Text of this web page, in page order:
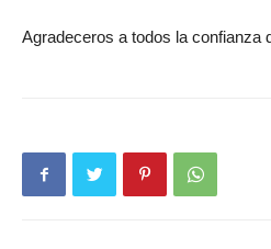
Agradeceros a todos la confianza